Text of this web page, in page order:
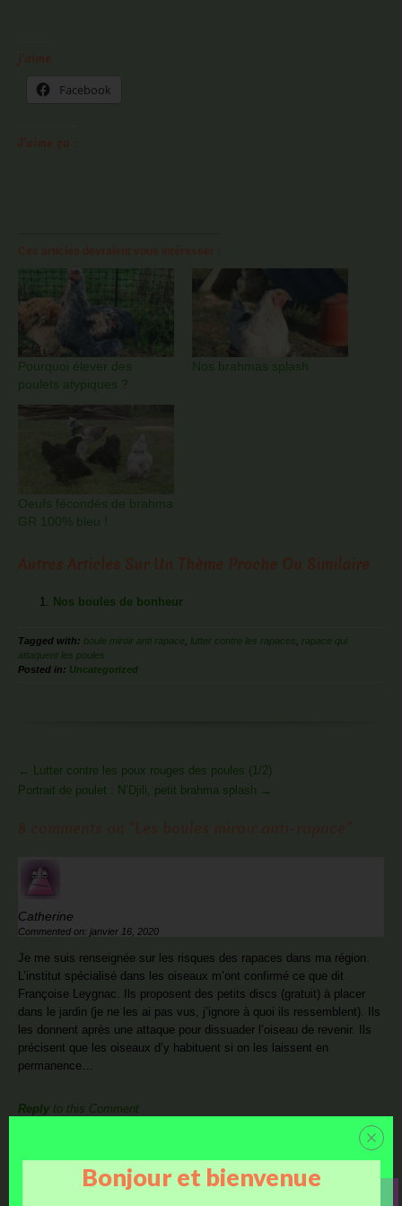
Facebook
Pourquoi élever des
poulets atypiques ?
Nos brahmas splash
Oeufs fécondés de brahma
GR 100% bleu !
Nos boules de bonheur
Tagged with: boule miroir anti rapace lutter contre les rapaces
rapace qui
attaquent les poules
Posted in: Uncategorized
More
Articles
← Lutter contre les poux rouges des poules (1/2)
Portrait de poulet : N’Djili, petit brahma splash →
Catherine
Commented on: janvier 16, 2020
Je me suis renseignée sur les risques des rapaces dans ma région.
L’institut spécialisé dans les oiseaux m’ont confirmé ce que dit
Françoise Leygnac. Ils proposent des petits discs (gratuit) à placer
dans le jardin (je ne les ai pas vus, j’ignore à quoi ils ressemblent). Ils
les donnent après une attaque pour dissuader l’oiseau de revenir. Ils
précisent que les oiseaux d’y habituent si on les laissent en
permanence…
Reply to this Comment
Bonjour et bienvenue